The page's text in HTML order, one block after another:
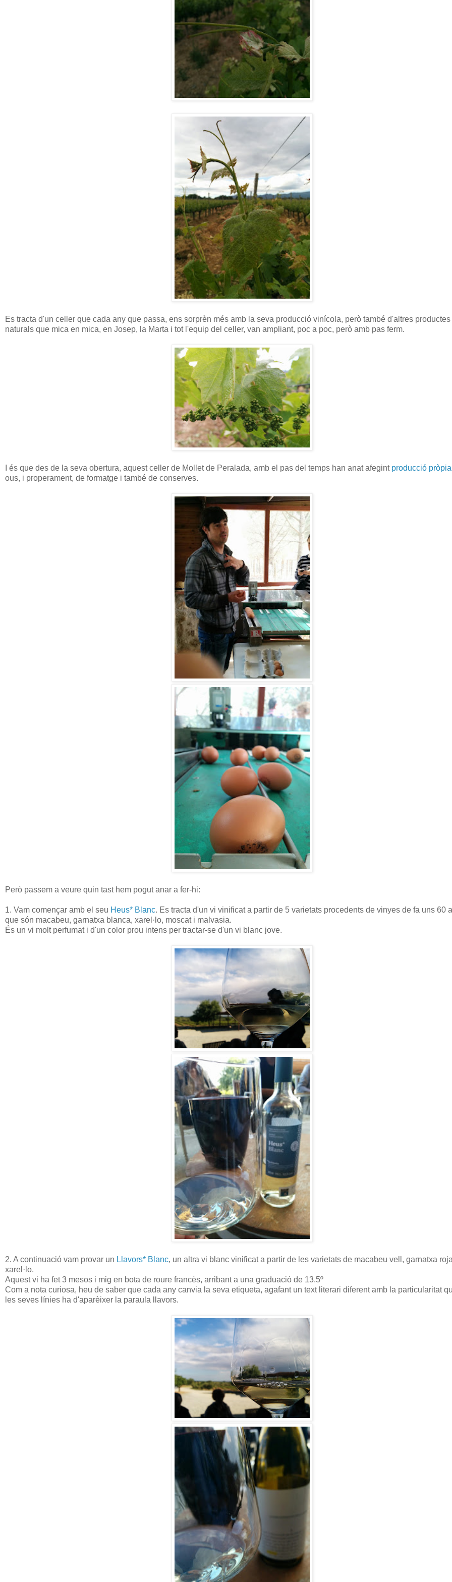
Es tracta d'un celler que cada any que passa, ens sorprèn més amb la seva producció vinícola, però també d'altres productes
naturals que mica en mica, en Josep, la Marta i tot l'equip del celler, van ampliant, poc a poc, però amb pas ferm.
I és que des de la seva obertura, aquest celler de Mollet de Peralada, amb el pas del temps han anat afegint producció pròpia
ous, i properament, de formatge i també de conserves.
Però passem a veure quin tast hem pogut anar a fer-hi:
1. Vam començar amb el seu Heus* Blanc. Es tracta d'un vi vinificat a partir de 5 varietats procedents de vinyes de fa uns 60
que són macabeu, garnatxa blanca, xarel·lo, moscat i malvasia.
És un vi molt perfumat i d'un color prou intens per tractar-se d'un vi blanc jove.
2. A continuació vam provar un Llavors* Blanc, un altra vi blanc vinificat a partir de les varietats de macabeu vell, garnatxa
xarel·lo.
Aquest vi ha fet 3 mesos i mig en bota de roure francès, arribant a una graduació de 13.5º
Com a nota curiosa, heu de saber que cada any canvia la seva etiqueta, agafant un text literari diferent amb la particularitat
les seves línies ha d'aparèixer la paraula llavors.